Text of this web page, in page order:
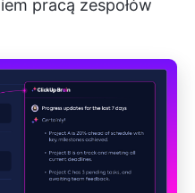
pracą zespołów